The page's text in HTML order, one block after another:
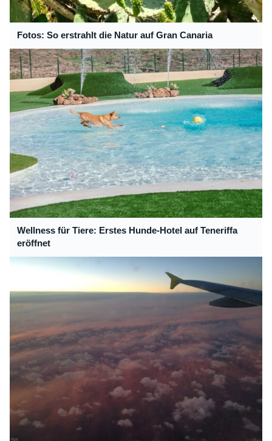
Fotos: So erstrahlt die Natur auf Gran Canaria
Wellness für Tiere: Erstes Hunde-Hotel auf Teneriffa
eröffnet